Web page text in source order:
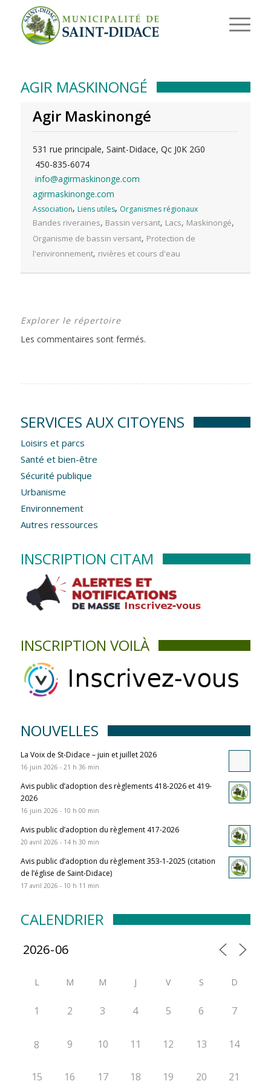
AGIR MASKINONGÉ
Agir Maskinongé
531 rue principale, Saint-Didace, Qc J0K 2G0
450-835-6074
info@agirmaskinonge.com
agirmaskinonge.com
Association, Liens utiles, Organismes régionaux
Bandes riveraines, Bassin versant, Lacs, Maskinongé,
Organisme de bassin versant, Protection de
l'environnement, rivières et cours d'eau
Explorer le répertoire
Les commentaires sont fermés.
SERVICES AUX CITOYENS
Loisirs et parcs
Santé et bien-être
Sécurité publique
Urbanisme
Environnement
Autres ressources
INSCRIPTION CITAM
INSCRIPTION VOILÀ
NOUVELLES
La Voix de St-Didace – juin et juillet 2026
16 juin 2026 - 21 h 36 min
Avis public d’adoption des règlements 418-2026 et 419-
2026
16 juin 2026 - 10 h 00 min
Avis public d’adoption du règlement 417-2026
20 avril 2026 - 14 h 30 min
Avis public d’adoption du règlement 353-1-2025 (citation
de l’église de Saint-Didace)
17 avril 2026 - 10 h 11 min
CALENDRIER
L M M J V S D
1 2 3 4 5 6 7
8 9 10 11 12 13 14
15 16 17 18 19 20 21